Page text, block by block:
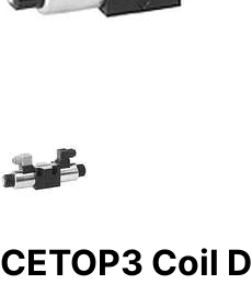
CETOP3 Coil